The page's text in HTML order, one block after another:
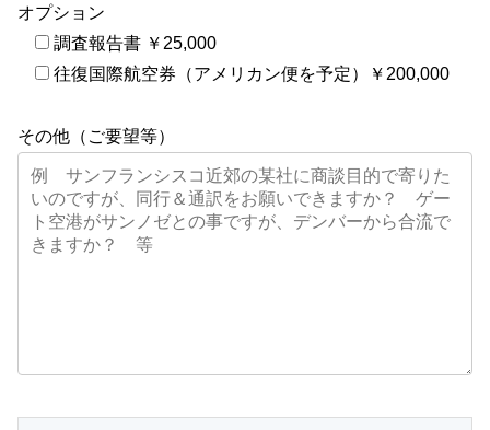
オプション
調査報告書 ￥25,000
往復国際航空券（アメリカン便を予定）￥200,000
その他（ご要望等）